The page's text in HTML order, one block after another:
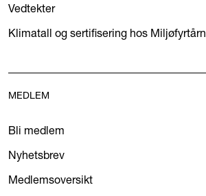
Vedtekter
Klimatall og sertifisering hos Miljøfyrtårn
MEDLEM
Bli medlem
Nyhetsbrev
Medlemsoversikt